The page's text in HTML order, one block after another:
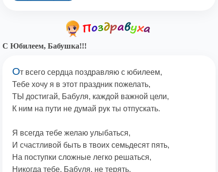
С Юбилеем, Бабушка!!!
От всего сердца поздравляю с юбилеем,
Тебе хочу я в этот праздник пожелать,
ТЫ достигай, Бабуля, каждой важной цели,
К ним на пути не думай рук ты отпускать.
Я всегда тебе желаю улыбаться,
И счастливой быть в твоих семьдесят пять,
На поступки сложные легко решаться,
Никогда тебе, Бабуля, не терять.